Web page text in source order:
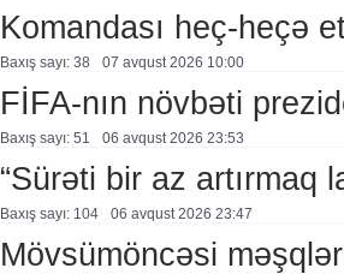
Komandası heç-heçə
Baxış sayı: 38 07 avqust 2026 10:00
FİFA-nın növbəti
Baxış sayı: 51 06 avqust 2026 23:53
“Sürəti bir az artırmaq
Baxış sayı: 104 06 avqust 2026 23:47
Mövsümöncəsi